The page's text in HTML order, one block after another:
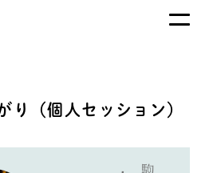
り（個人セッション）